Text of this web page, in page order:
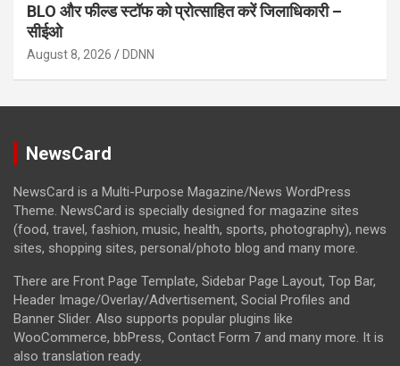
BLO और फील्ड स्टॉफ को प्रोत्साहित करें जिलाधिकारी –
सीईओ
August 8, 2026 DDNN
NewsCard
NewsCard is a Multi-Purpose Magazine/News WordPress
Theme. NewsCard is specially designed for magazine sites
(food, travel, fashion, music, health, sports, photography), news
sites, shopping sites, personal/photo blog and many more.
There are Front Page Template, Sidebar Page Layout, Top Bar,
Header Image/Overlay/Advertisement, Social Profiles and
Banner Slider. Also supports popular plugins like
WooCommerce, bbPress, Contact Form 7 and many more. It is
also translation ready.